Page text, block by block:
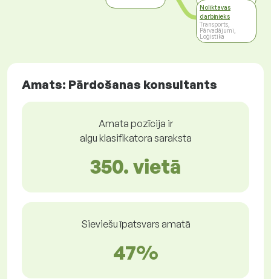
Noliktavas
darbinieks
Transports,
Pārvadājumi,
Loģistika
Amats: Pārdošanas konsultants
Amata pozīcija ir
algu klasifikatora saraksta
350. vietā
Sieviešu īpatsvars amatā
47%